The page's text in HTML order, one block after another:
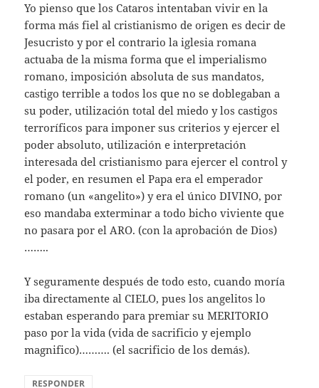
Yo pienso que los Cataros intentaban vivir en la
forma más fiel al cristianismo de origen es decir de
Jesucristo y por el contrario la iglesia romana
actuaba de la misma forma que el imperialismo
romano, imposición absoluta de sus mandatos,
castigo terrible a todos los que no se doblegaban a
su poder, utilización total del miedo y los castigos
terroríficos para imponer sus criterios y ejercer el
poder absoluto, utilización e interpretación
interesada del cristianismo para ejercer el control y
el poder, en resumen el Papa era el emperador
romano (un «angelito») y era el único DIVINO, por
eso mandaba exterminar a todo bicho viviente que
no pasara por el ARO. (con la aprobación de Dios)
……..
Y seguramente después de todo esto, cuando moría
iba directamente al CIELO, pues los angelitos lo
estaban esperando para premiar su MERITORIO
paso por la vida (vida de sacrificio y ejemplo
magnifico)………. (el sacrificio de los demás).
RESPONDER